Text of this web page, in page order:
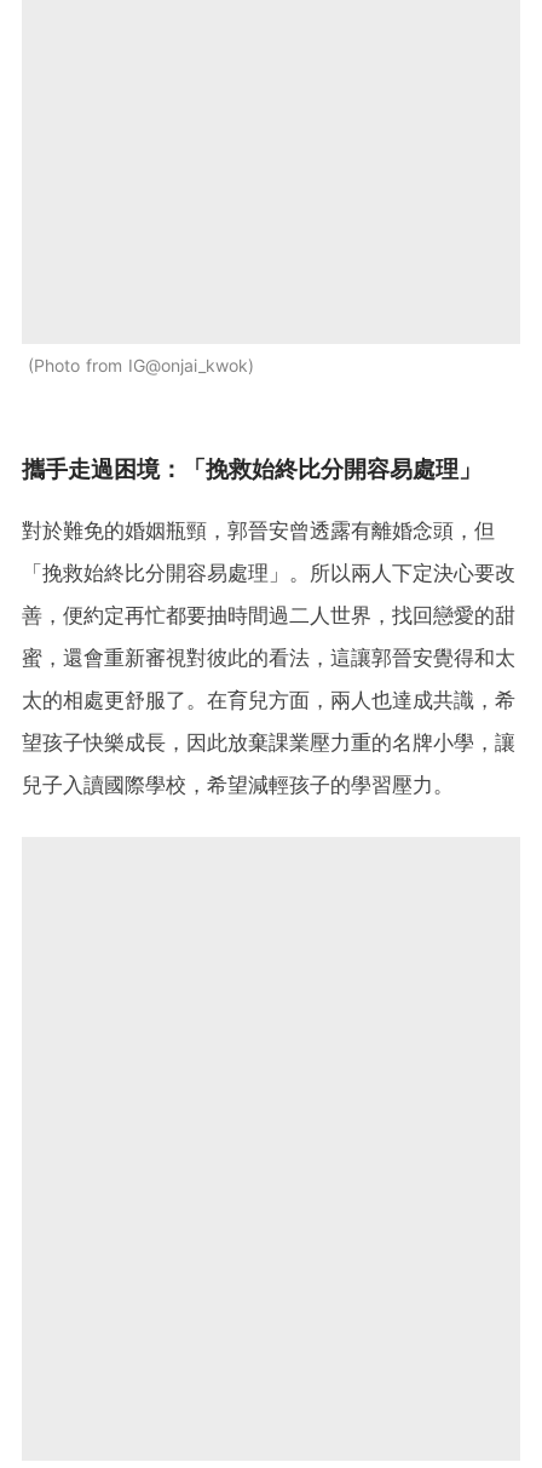
Photo from IG@onjai_kwok
攜手走過困境：「挽救始終比分開容易處理」
對於難免的婚姻瓶頸，郭晉安曾透露有離婚念頭，但
「挽救始終比分開容易處理」。所以兩人下定決心要改
善，便約定再忙都要抽時間過二人世界，找回戀愛的甜
蜜，還會重新審視對彼此的看法，這讓郭晉安覺得和太
太的相處更舒服了。在育兒方面，兩人也達成共識，希
望孩子快樂成長，因此放棄課業壓力重的名牌小學，讓
兒子入讀國際學校，希望減輕孩子的學習壓力。